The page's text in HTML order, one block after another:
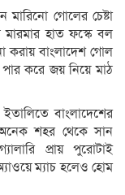
মারিনো গোলের চেষ্টা
হাত ফস্কে বল
বাংলাদেশ গোল
করে জয় নিয়ে মাঠ
বাংলাদেশের
শহর থেকে সান
প্রায় পুরোটাই
ম্যাচ হলেও হোম